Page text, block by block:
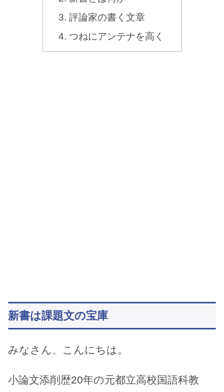
評論家の書く文章
つねにアンテナを高く
新書は課題文の宝庫
みなさん、こんにちは。
小論文添削歴20年の元都立高校国語科教